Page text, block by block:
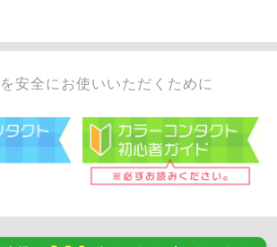
安全にお使いいただくために